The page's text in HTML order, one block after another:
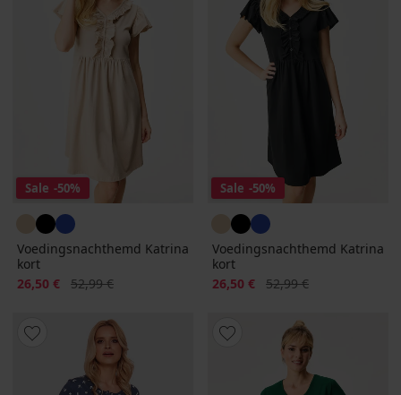
Sale -50%
Voedingsnachthemd Katrina
kort
Korting
26,50 € Oorspronkelijke prijs
52,99 €
Sale -50%
Voedingsnachthemd Katrina
kort
Korting
26,50 € Oorspronkelijke prijs
52,99 €